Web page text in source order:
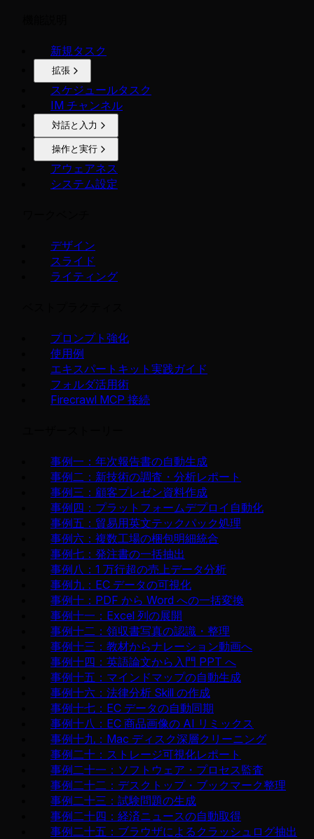
新規タスク
拡張
スケジュールタスク
IM チャンネル
対話と入力
操作と実行
アウェアネス
システム設定
デザイン
スライド
ライティング
プロンプト強化
使用例
エキスパートキット実践ガイド
フォルダ活用術
Firecrawl MCP 接続
事例一：年次報告書の自動生成
事例二：新技術の調査・分析レポート
事例三：顧客プレゼン資料作成
事例四：プラットフォームデプロイ自動化
事例五：貿易用英文テックパック処理
事例六：複数工場の梱包明細統合
事例七：発注書の一括抽出
事例八：1 万行超の売上データ分析
事例九：EC データの可視化
事例十：PDF から Word への一括変換
事例十一：Excel 列の展開
事例十二：領収書写真の認識・整理
事例十三：教材からナレーション動画へ
事例十四：英語論文から入門 PPT へ
事例十五：マインドマップの自動生成
事例十六：法律分析 Skill の作成
事例十七：EC データの自動同期
事例十八：EC 商品画像の AI リミックス
事例十九：Mac ディスク深層クリーニング
事例二十：ストレージ可視化レポート
事例二十一：ソフトウェア・プロセス監査
事例二十二：デスクトップ・ブックマーク整理
事例二十三：試験問題の生成
事例二十四：経済ニュースの自動取得
事例二十五：ブラウザによるクラッシュログ抽出